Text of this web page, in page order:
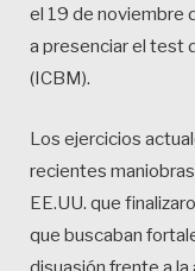
el 19 de noviembre
a presenciar el test
(ICBM).
Los ejercicios
recientes
EE.UU. que
que buscaban